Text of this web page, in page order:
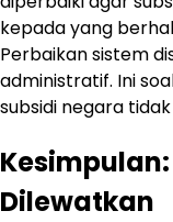
kepada yang
Perbaikan sistem
administratif. Ini
subsidi negara
Dilewatkan